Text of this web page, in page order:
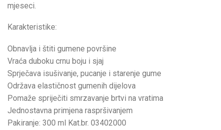
mjeseci.
Karakteristike:
Obnavlja i štiti gumene površine
Vraća duboku crnu boju i sjaj
Sprječava isušivanje, pucanje i starenje gume
Održava elastičnost gumenih dijelova
Pomaže spriječiti smrzavanje brtvi na vratima
Jednostavna primjena raspršivanjem
Pakiranje: 300 ml Kat.br. 03402000